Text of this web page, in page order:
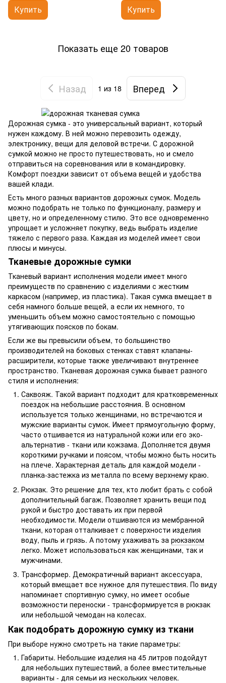
Купить Купить
Показать еще 20 товаров
Назад 1 из 18 Вперед
Дорожная сумка - это универсальный вариант, который
нужен каждому. В ней можно перевозить одежду,
электронику, вещи для деловой встречи. С дорожной
сумкой можно не просто путешествовать, но и смело
отправиться на соревнования или в командировку.
Комфорт поездки зависит от объема вещей и удобства
вашей клади.
Есть много разных вариантов дорожных сумок. Модель
можно подобрать не только по функционалу, размеру и
цвету, но и определенному стилю. Это все одновременно
упрощает и усложняет покупку, ведь выбрать изделие
тяжело с первого раза. Каждая из моделей имеет свои
плюсы и минусы.
Тканевые дорожные сумки
Тканевый вариант исполнения модели имеет много
преимуществ по сравнению с изделиями с жестким
каркасом (например, из пластика). Такая сумка вмещает в
себя намного больше вещей, а если их немного, то
уменьшить объем можно самостоятельно с помощью
утягивающих поясков по бокам.
Если же вы превысили объем, то большинство
производителей на боковых стенках ставят клапаны-
расширители, которые также увеличивают внутреннее
пространство. Тканевая дорожная сумка бывает разного
стиля и исполнения:
Саквояж. Такой вариант подходит для кратковременных
поездок на небольшие расстояния. В основном
используется только женщинами, но встречаются и
мужские варианты сумок. Имеет прямоугольную форму,
часто отшивается из натуральной кожи или его эко-
альтернатив - ткани или кожзама. Дополняется двумя
короткими ручками и поясом, чтобы можно быть носить
на плече. Характерная деталь для каждой модели -
планка-застежка из металла по всему верхнему краю.
Рюкзак. Это решение для тех, кто любит брать с собой
дополнительный багаж. Позволяет хранить вещи под
рукой и быстро доставать их при первой
необходимости. Модели отшиваются из мембранной
ткани, которая отталкивает с поверхности изделия
воду, пыль и грязь. А потому ухаживать за рюкзаком
легко. Может использоваться как женщинами, так и
мужчинами.
Трансформер. Демократичный вариант аксессуара,
который вмещает все нужное для путешествия. По виду
напоминает спортивную сумку, но имеет особые
возможности переноски - трансформируется в рюкзак
или небольшой чемодан на колесах.
Как подобрать дорожную сумку из ткани
При выборе нужно смотреть на такие параметры:
Габариты. Небольшие изделия на 45 литров подойдут
для небольших путешествий, а более вместительные
варианты - для семьи из нескольких человек.